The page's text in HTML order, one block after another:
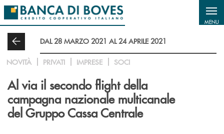
Salta al contenuto principale
MENU
DAL 28 MARZO 2021 AL 24 APRILE 2021
NOVITÀ PRIVATI IMPRESE SOCI
Al via il secondo flight della
campagna nazionale multicanale
del Gruppo Cassa Centrale